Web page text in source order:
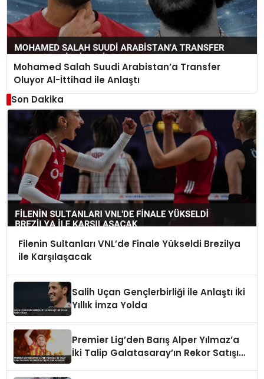
Mohamed Salah Suudi Arabistan’a Transfer
Oluyor Al-İttihad ile Anlaştı
Son Dakika
Filenin Sultanları VNL’de Finale Yükseldi Brezilya
ile Karşılaşacak
Salih Uçan Gençlerbirliği ile Anlaştı İki
Yıllık İmza Yolda
Premier Lig’den Barış Alper Yılmaz’a
İki Talip Galatasaray’ın Rekor Satışını